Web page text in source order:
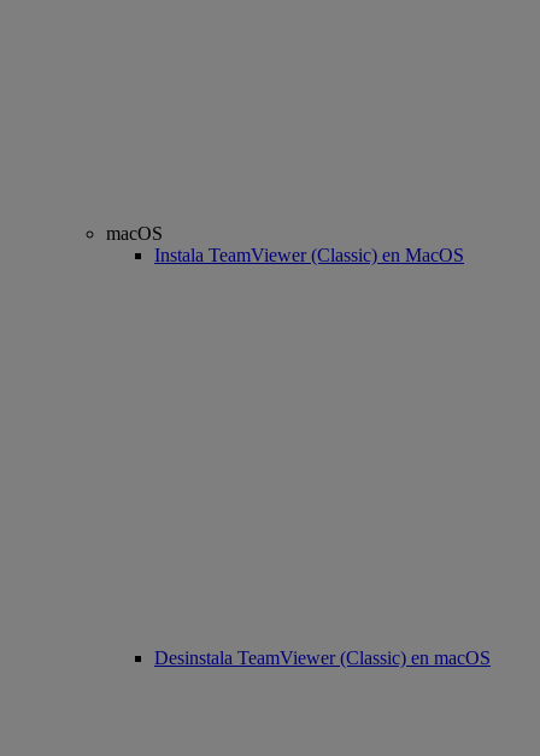
macOS
Instala TeamViewer (Classic) en MacOS
Desinstala TeamViewer (Classic) en macOS